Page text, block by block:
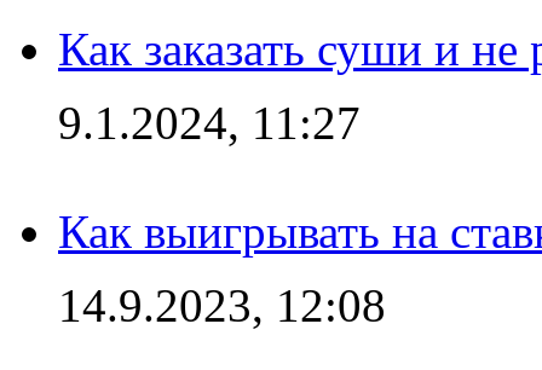
Как заказать суши и не
9.1.2024, 11:27
Как выигрывать на
14.9.2023, 12:08